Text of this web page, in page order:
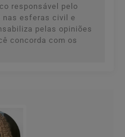
responsável pelo
nas esferas civil e
pelas opiniões
concorda com os